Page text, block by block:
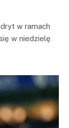
w ramach
w niedzielę